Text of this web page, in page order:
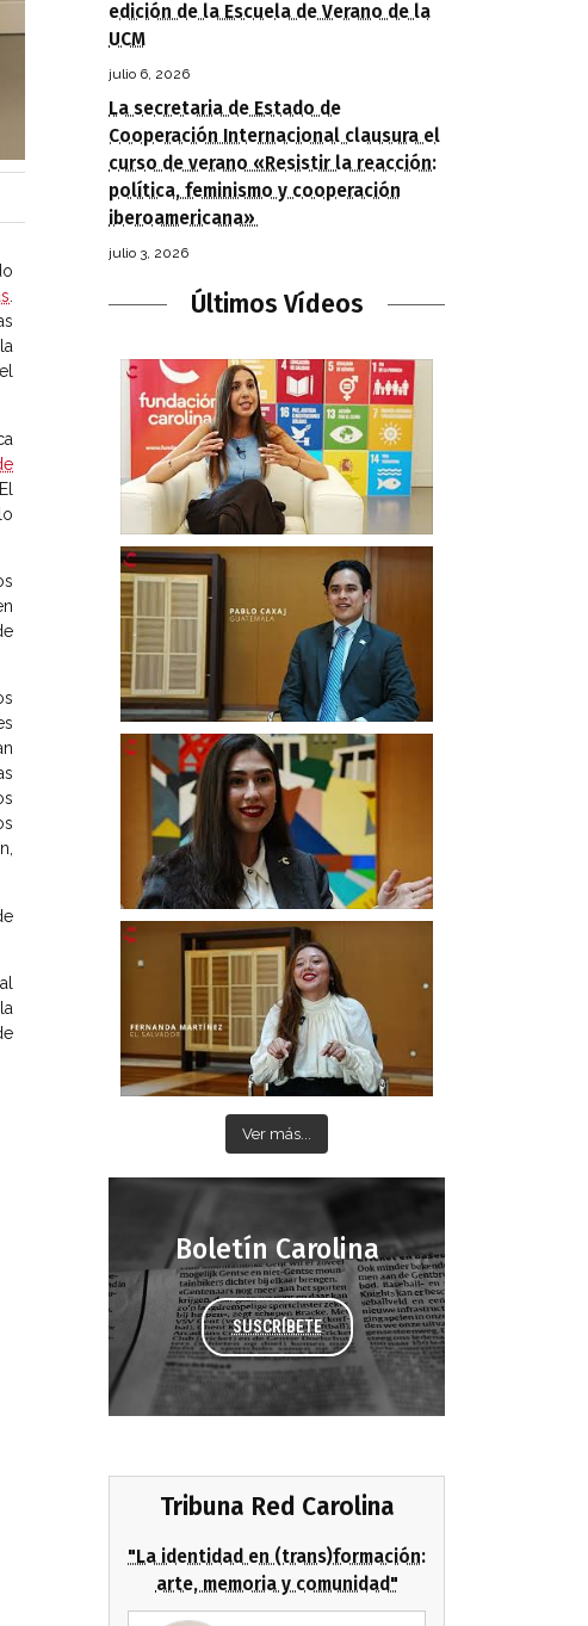
.
. El
edición de la Escuela de Verano de la
UCM
julio 6, 2026
La secretaria de Estado de
Cooperación Internacional clausura el
curso de verano «Resistir la reacción:
política, feminismo y cooperación
iberoamericana»
julio 3, 2026
Últimos Vídeos
Ver más...
Boletín Carolina
SUSCRÍBETE
Tribuna Red Carolina
"La identidad en (trans)formación:
arte, memoria y comunidad"